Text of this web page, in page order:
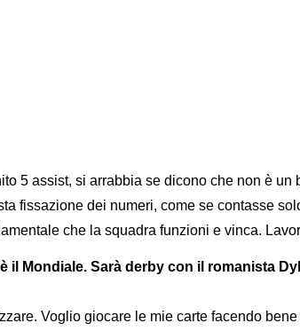
5 assist, si arrabbia se dicono che non è un
fissazione dei numeri, come se contasse
che la squadra funzioni e vinca.
il Mondiale. Sarà derby con il romanista
Voglio giocare le mie carte facendo